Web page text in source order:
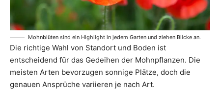
Mohnblüten sind ein Highlight in jedem Garten und ziehen Blicke an.
Die richtige Wahl von Standort und Boden ist
entscheidend für das Gedeihen der Mohnpflanzen. Die
meisten Arten bevorzugen sonnige Plätze, doch die
genauen Ansprüche variieren je nach Art.